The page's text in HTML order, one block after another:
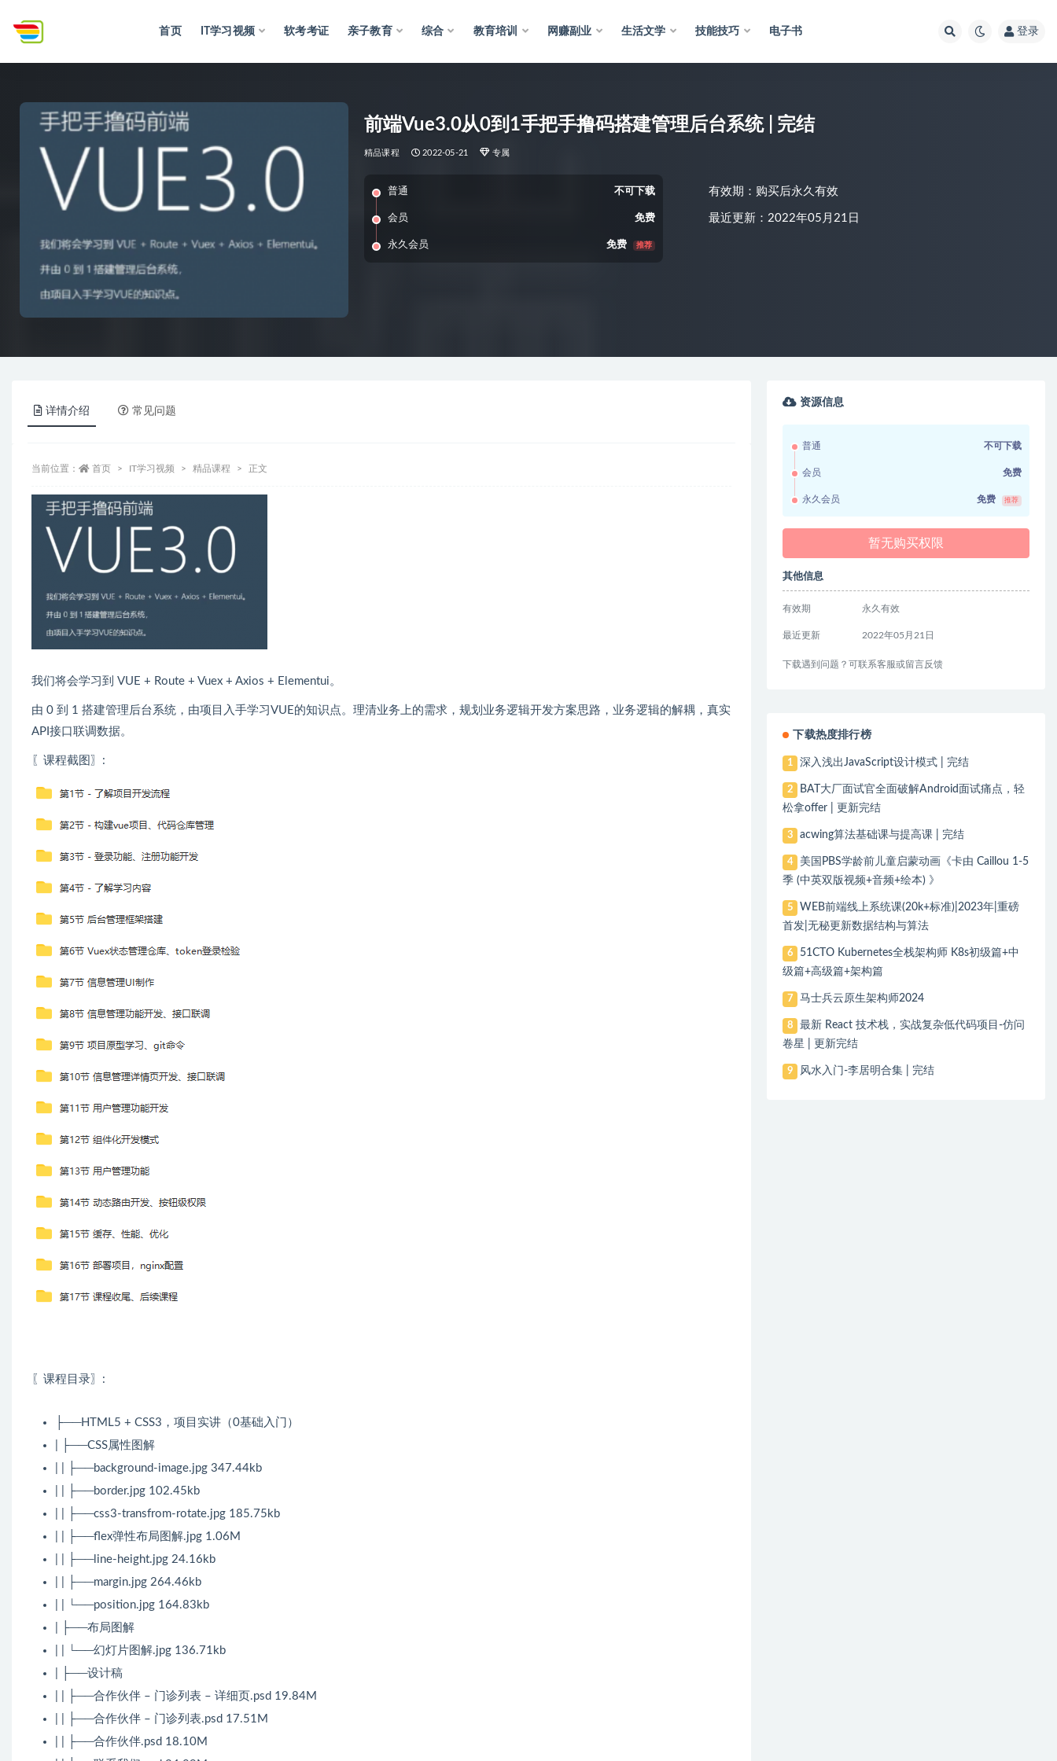
首页 IT学习视频 软考考证 亲子教育 综合 教育培训 网赚副业 生活文学 技能技巧 电子书 登录
前端Vue3.0从0到1手把手撸码搭建管理后台系统 | 完结
精品课程 2022-05-21 专属
普通 不可下载
会员 免费
永久会员 免费 推荐
有效期：购买后永久有效
最近更新：2022年05月21日
详情介绍 常见问题
当前位置： 首页 IT学习视频 精品课程 正文
我们将会学习到 VUE + Route + Vuex + Axios + Elementui。
由 0 到 1 搭建管理后台系统，由项目入手学习VUE的知识点。理清业务上的需求，规划业务逻辑开发方案思路，业务逻辑的解耦，真实
API接口联调数据。
〖课程截图〗:
〖课程目录〗:
├──HTML5 + CSS3，项目实讲（0基础入门）
| ├──CSS属性图解
| | ├──background-image.jpg 347.44kb
| | ├──border.jpg 102.45kb
| | ├──css3-transfrom-rotate.jpg 185.75kb
| | ├──flex弹性布局图解.jpg 1.06M
| | ├──line-height.jpg 24.16kb
| | ├──margin.jpg 264.46kb
| | └──position.jpg 164.83kb
| ├──布局图解
| | └──幻灯片图解.jpg 136.71kb
| ├──设计稿
| | ├──合作伙伴 – 门诊列表 – 详细页.psd 19.84M
| | ├──合作伙伴 – 门诊列表.psd 17.51M
| | ├──合作伙伴.psd 18.10M
资源信息
普通 不可下载
会员 免费
永久会员 免费 推荐
暂无购买权限
其他信息
有效期 永久有效
最近更新 2022年05月21日
下载遇到问题？可联系客服或留言反馈
下载热度排行榜
1 深入浅出JavaScript设计模式 | 完结
2
BAT大厂面试官全面破解Android面试痛点，轻
松拿offer | 更新完结
3 acwing算法基础课与提高课 | 完结
4
美国PBS学龄前儿童启蒙动画《卡由 Caillou 1-5
季 (中英双版视频+音频+绘本) 》
5
WEB前端线上系统课(20k+标准)|2023年|重磅
首发|无秘更新数据结构与算法
6
51CTO Kubernetes全栈架构师 K8s初级篇+中
级篇+高级篇+架构篇
7 马士兵云原生架构师2024
8
最新 React 技术栈，实战复杂低代码项目-仿问
卷星 | 更新完结
9 风水入门-李居明合集 | 完结